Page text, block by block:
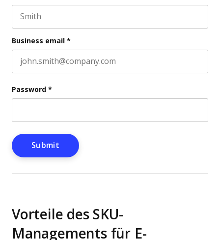
This field is for validation purposes and should be
Business email *
Password *
Vorteile des SKU-
Managements für E-